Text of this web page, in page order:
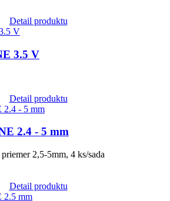
Detail produktu
3.5 V
Detail produktu
2.4 - 5 mm
2,5-5mm, 4 ks/sada
Detail produktu